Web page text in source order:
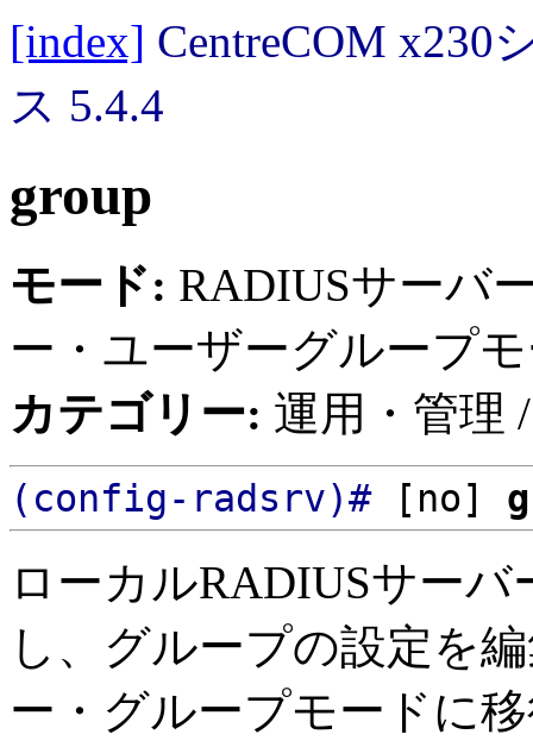
[index] CentreCOM x230
ス 5.4.4
group
モード: RADIUSサーバ
ー・ユーザーグループ
カテゴリー: 運用・管理
(config-radsrv)#[no]
ローカルRADIUSサー
し、グループの設定を
ー・グループモードに